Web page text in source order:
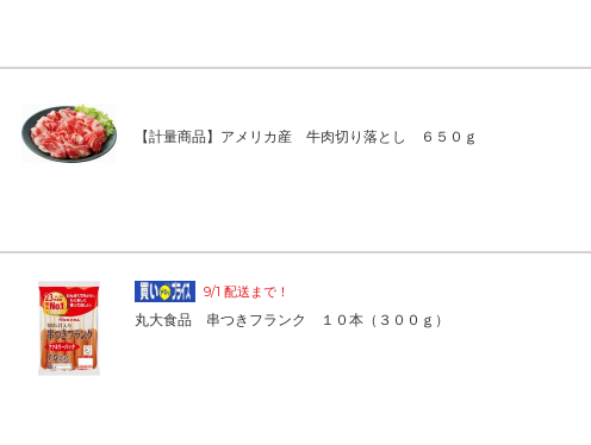
【計量商品】アメリカ産 牛肉切り落とし ６５０ｇ
9/1 配送まで！
丸大食品 串つきフランク １０本（３００ｇ）